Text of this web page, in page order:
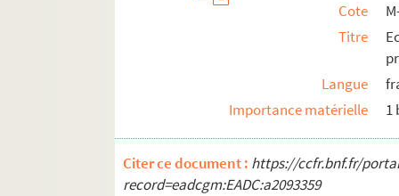
Cote
Titre
Langue
Importance matérielle
1
Citer ce document : https://ccfr.bnf.fr/
record=eadcgm:EADC:a2093359